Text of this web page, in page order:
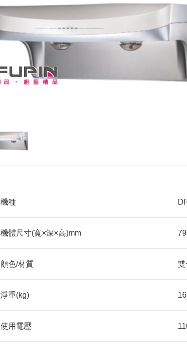
機種
機體尺寸(寬×深×高)mm
顏色/材質 雙
淨重(kg)
使用電壓